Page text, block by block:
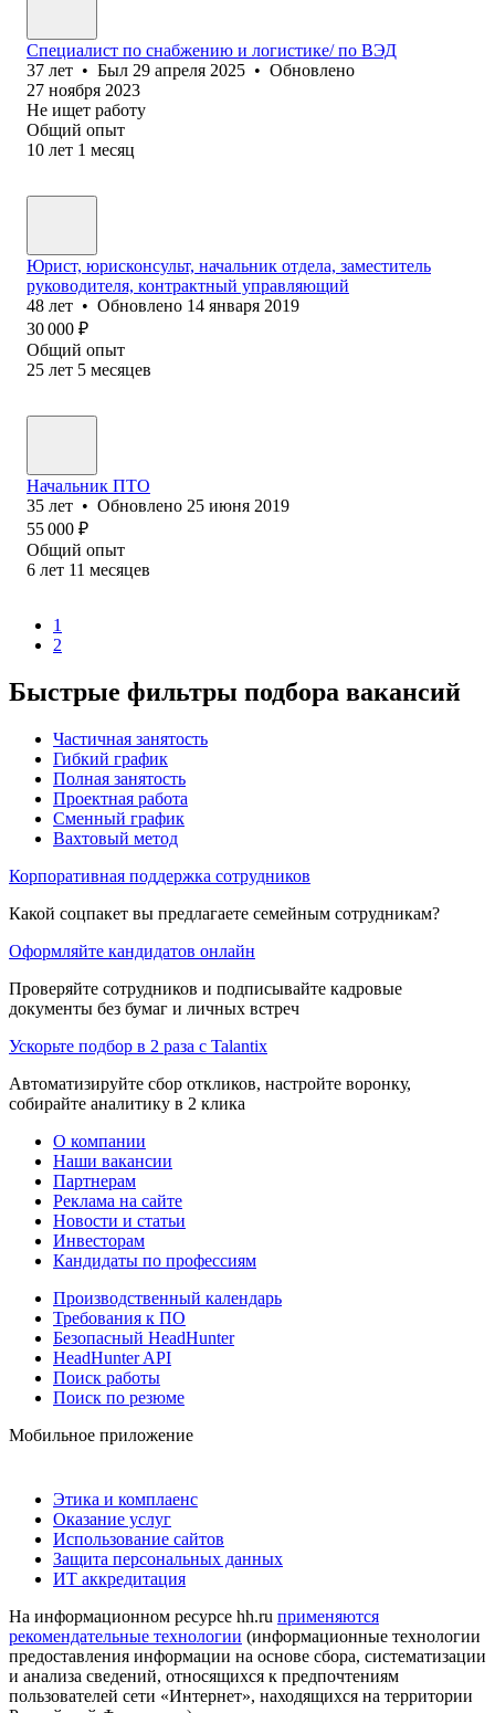
Специалист по снабжению и логистике/ по ВЭД
37 лет • Был 29 апреля 2025 • Обновлено
27 ноября 2023
Не ищет работу
Общий опыт
10 лет 1 месяц
Юрист, юрисконсульт, начальник отдела, заместитель
руководителя, контрактный управляющий
48 лет • Обновлено 14 января 2019
30 000 ₽
Общий опыт
25 лет 5 месяцев
Начальник ПТО
35 лет • Обновлено 25 июня 2019
55 000 ₽
Общий опыт
6 лет 11 месяцев
1
2
Быстрые фильтры подбора вакансий
Частичная занятость
Гибкий график
Полная занятость
Проектная работа
Сменный график
Вахтовый метод
Корпоративная поддержка сотрудников
Какой соцпакет вы предлагаете семейным сотрудникам?
Оформляйте кандидатов онлайн
Проверяйте сотрудников и подписывайте кадровые
документы без бумаг и личных встреч
Ускорьте подбор в 2 раза с Talantix
Автоматизируйте сбор откликов, настройте воронку,
собирайте аналитику в 2 клика
О компании
Наши вакансии
Партнерам
Реклама на сайте
Новости и статьи
Инвесторам
Кандидаты по профессиям
Производственный календарь
Требования к ПО
Безопасный HeadHunter
HeadHunter API
Поиск работы
Поиск по резюме
Мобильное приложение
Этика и комплаенс
Оказание услуг
Использование сайтов
Защита персональных данных
ИТ аккредитация
На информационном ресурсе hh.ru применяются
рекомендательные технологии (информационные технологии
предоставления информации на основе сбора, систематизации
и анализа сведений, относящихся к предпочтениям
пользователей сети «Интернет», находящихся на территории